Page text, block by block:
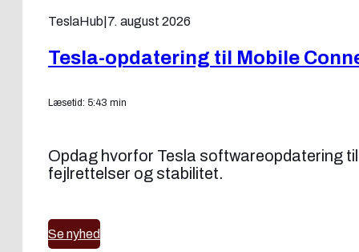
TeslaHub 7. august 2026
Tesla-opdatering til Mobile
Læsetid: 5:43 min
Opdag hvorfor Tesla softwareopdatering
fejlrettelser og stabilitet.
Se nyhed